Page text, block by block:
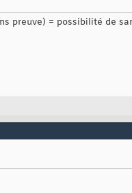
preuve) = possibilité de